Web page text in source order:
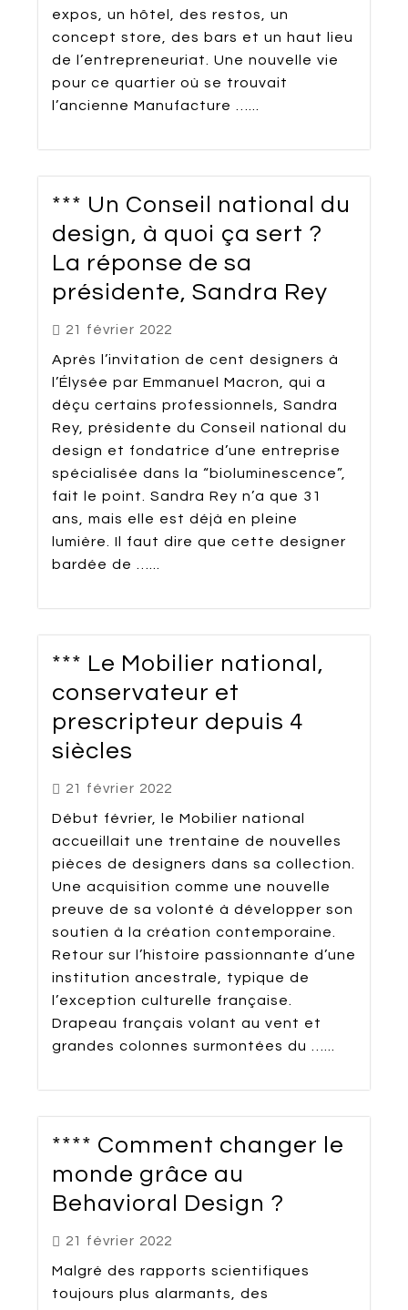
expos, un hôtel, des restos, un
concept store, des bars et un haut lieu
de l’entrepreneuriat. Une nouvelle vie
pour ce quartier où se trouvait
l’ancienne Manufacture …...
*** Un Conseil national du
design, à quoi ça sert ?
La réponse de sa
présidente, Sandra Rey
21 février 2022
Après l’invitation de cent designers à
l’Élysée par Emmanuel Macron, qui a
déçu certains professionnels, Sandra
Rey, présidente du Conseil national du
design et fondatrice d’une entreprise
spécialisée dans la “bioluminescence”,
fait le point. Sandra Rey n’a que 31
ans, mais elle est déjà en pleine
lumière. Il faut dire que cette designer
bardée de …...
*** Le Mobilier national,
conservateur et
prescripteur depuis 4
siècles
21 février 2022
Début février, le Mobilier national
accueillait une trentaine de nouvelles
pièces de designers dans sa collection.
Une acquisition comme une nouvelle
preuve de sa volonté à développer son
soutien à la création contemporaine.
Retour sur l’histoire passionnante d’une
institution ancestrale, typique de
l’exception culturelle française.
Drapeau français volant au vent et
grandes colonnes surmontées du …...
**** Comment changer le
monde grâce au
Behavioral Design ?
21 février 2022
Malgré des rapports scientifiques
toujours plus alarmants, des